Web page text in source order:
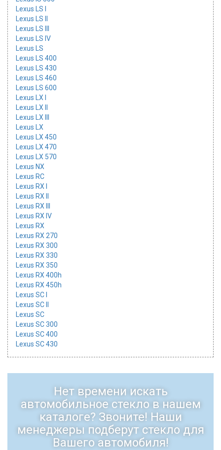
Lexus LS I
Lexus LS II
Lexus LS III
Lexus LS IV
Lexus LS
Lexus LS 400
Lexus LS 430
Lexus LS 460
Lexus LS 600
Lexus LX I
Lexus LX II
Lexus LX III
Lexus LX
Lexus LX 450
Lexus LX 470
Lexus LX 570
Lexus NX
Lexus RC
Lexus RX I
Lexus RX II
Lexus RX III
Lexus RX IV
Lexus RX
Lexus RX 270
Lexus RX 300
Lexus RX 330
Lexus RX 350
Lexus RX 400h
Lexus RX 450h
Lexus SC I
Lexus SC II
Lexus SC
Lexus SC 300
Lexus SC 400
Lexus SC 430
Нет времени искать
автомобильное стекло в нашем
каталоге? Звоните! Наши
менеджеры подберут стекло для
Вашего автомобиля!